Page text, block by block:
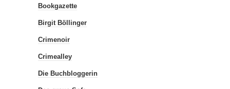
Bookgazette
Birgit Böllinger
Crimenoir
Crimealley
Die Buchbloggerin